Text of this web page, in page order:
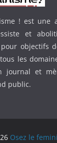
! est une
et
objectifs
les
journal et
public.
Osez le